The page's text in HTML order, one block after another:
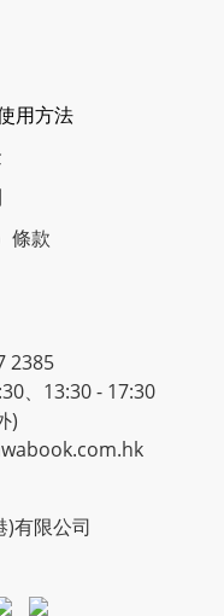
用方法
條款
2385
、13:30 - 17:30
)
有限公司